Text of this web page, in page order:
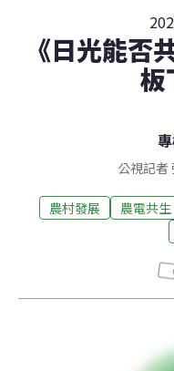
《日光能否
板
公視記者
農村發展 農電共生